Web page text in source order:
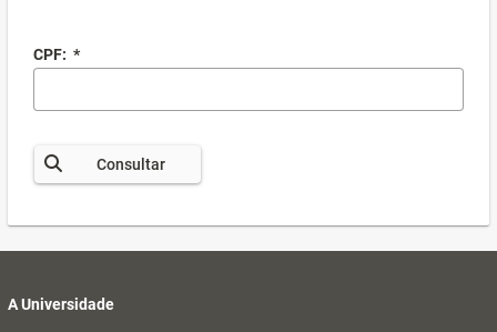
CPF: *
Consultar
A Universidade